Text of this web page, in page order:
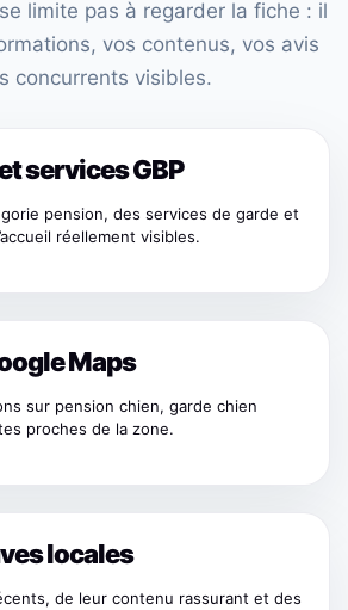
limite pas à regarder la fiche : il
vos contenus, vos avis
concurrents visibles.
services GBP
pension, des services de garde et
réellement visibles.
Maps
sur pension chien, garde chien
proches de la zone.
locales
de leur contenu rassurant et des